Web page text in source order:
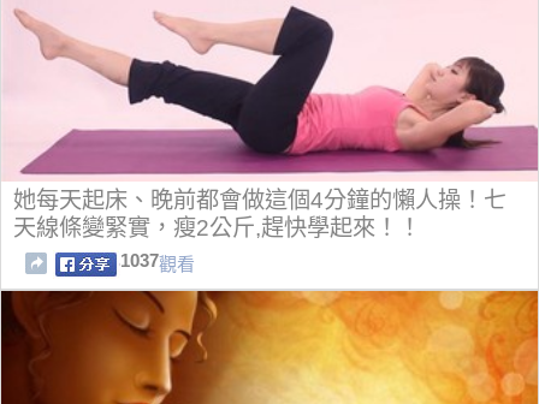
她每天起床、晚前都會做這個4分鐘的懶人操！七
天線條變緊實，瘦2公斤,趕快學起來！！
1037觀看